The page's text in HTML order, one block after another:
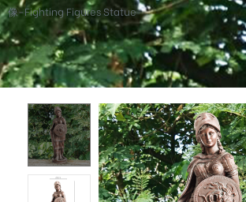
像-Fighting Figures Statue